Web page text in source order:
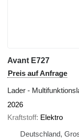
Avant E727
Preis auf Anfrage
Lader -
2026
Kraftstoff Elektro
Deutschland,